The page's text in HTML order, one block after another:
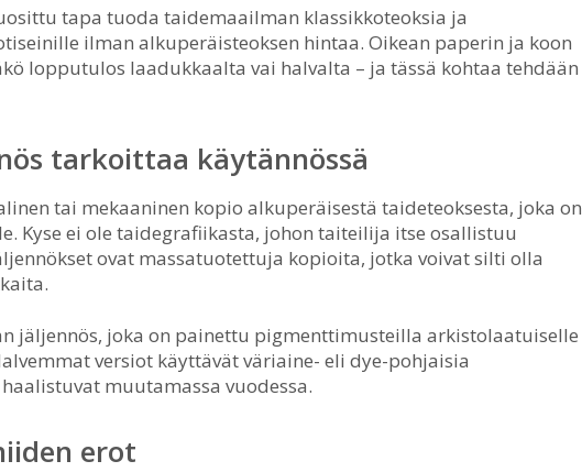
tapa tuoda taidemaailman klassikkoteoksia ja
ilman alkuperäisteoksen hintaa. Oikean paperin ja koon
lopputulos laadukkaalta vai halvalta – ja tässä kohtaa tehdään
tarkoittaa käytännössä
tai mekaaninen kopio alkuperäisestä taideteoksesta, joka on
Kyse ei ole taidegrafiikasta, johon taiteilija itse osallistuu
ovat massatuotettuja kopioita, jotka voivat silti olla
jäljennös, joka on painettu pigmenttimusteilla arkistolaatuiselle
versiot käyttävät väriaine- eli dye-pohjaisia
muutamassa vuodessa.
erot